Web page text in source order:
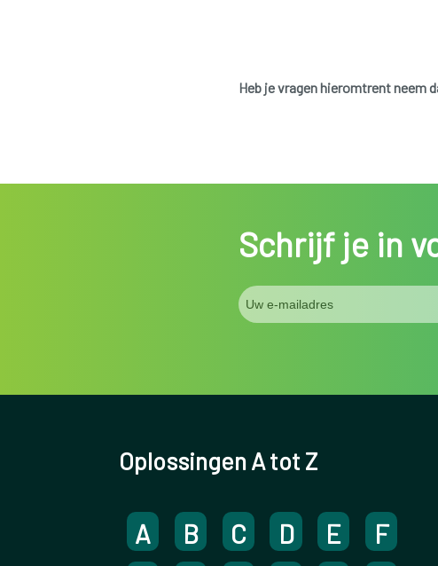
Heb je vragen hieromtrent neem
Schrijf je in
Oplossingen A tot Z
A B C D E
F